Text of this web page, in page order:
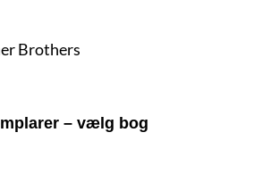
Brothers
– vælg bog